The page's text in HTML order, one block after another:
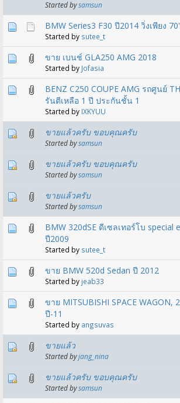
Started bysamsun
BMW Series3 F30 ปี2014 วิ่งเพียง
Started by sutee_t
ขาย เบนช์ GLA250 AMG 2018
Started by Jofasia
BENZ C250 COUPE AMG รถศูนย์
รันตีเหลือ 1 ปี ประกันชั้น 1
Started by IXKYUU
ขายแล้วครับ ขอบคุณครับ
Started bysamsun
ขายแล้วครับ ขอบคุณครับ
Started bysamsun
ขายแล้วครับ
Started bysamsun
BMW 320dSE ดีเซลเทอร์โบ special
ปี2009
Started by sutee_t
ขาย BMW 520d Sedan ปี 2012
Started by jeab33
ขาย MITSUBISHI SPACE WAGON,
ปี-11
Started by angsuvas
ขายแล้ว
Started byjang_nina
ขายแล้วครับ ขอบคุณครับ
Started bysamsun